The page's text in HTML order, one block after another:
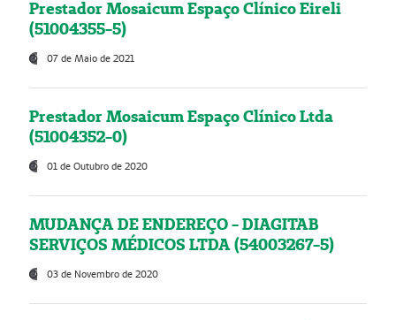
Prestador Mosaicum Espaço Clínico Eireli
(51004355-5)
07 de Maio de 2021
Prestador Mosaicum Espaço Clínico Ltda
(51004352-0)
01 de Outubro de 2020
MUDANÇA DE ENDEREÇO - DIAGITAB
SERVIÇOS MÉDICOS LTDA (54003267-5)
03 de Novembro de 2020